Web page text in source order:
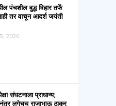
पंचशील बुद्ध विहार तर्फे
तर वाचून आदर्श जयंती
2026
संघटनाला प्राधान्य;
लगेचच राजाभाऊ ठाकूर